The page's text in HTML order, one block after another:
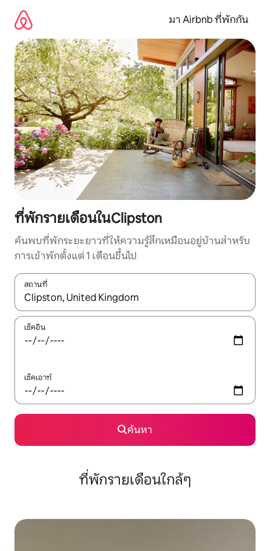
เนื้อหา
มา Airbnb ที่พักกัน
ที่พักรายเดือนในClipston
ค้นพบที่พักระยะยาวที่ให้ความรู้สึกเหมือนอยู่บ้านสำหรับ
การเข้าพักตั้งแต่ 1 เดือนขึ้นไป
สถานที่
ใช้ลูกศรขึ้นลง หรือใช้การสัมผัสหรือปัด เพื่อสำรวจผลการค้นหา
เช็คอิน
เช็คเอาท์
ค้นหา
ที่พักรายเดือนใกล้ๆ